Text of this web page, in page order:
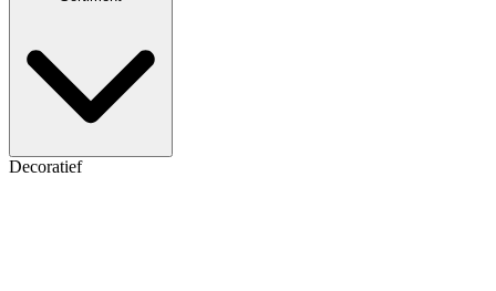
Decoratief